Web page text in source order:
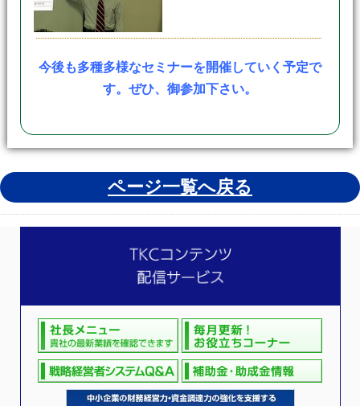
今後も多種多様なセミナーを開催していく予定で
す。ぜひ、御参加下さい。
ページ一覧へ戻る